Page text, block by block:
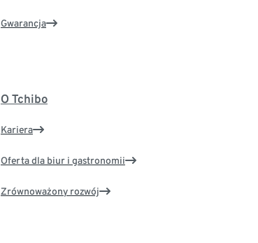
Gwarancja
O Tchibo
Kariera
Oferta dla biur i gastronomii
Zrównoważony rozwój